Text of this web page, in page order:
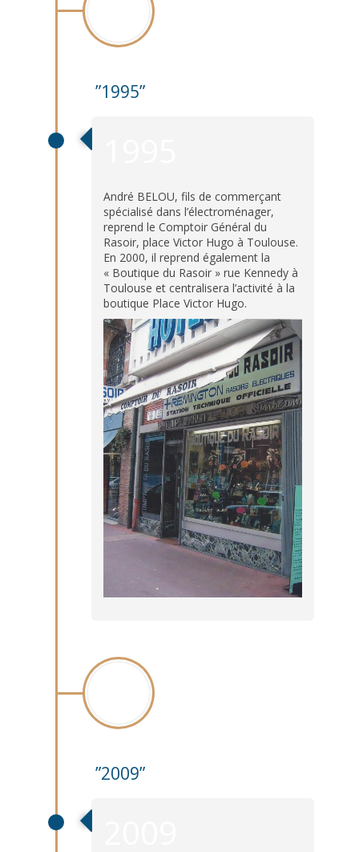
”1995”
André BELOU, fils de commerçant
spécialisé dans l’électroménager,
reprend le Comptoir Général du
Rasoir, place Victor Hugo à Toulouse.
En 2000, il reprend également la
« Boutique du Rasoir » rue Kennedy à
Toulouse et centralisera l’activité à la
boutique Place Victor Hugo.
”2009”